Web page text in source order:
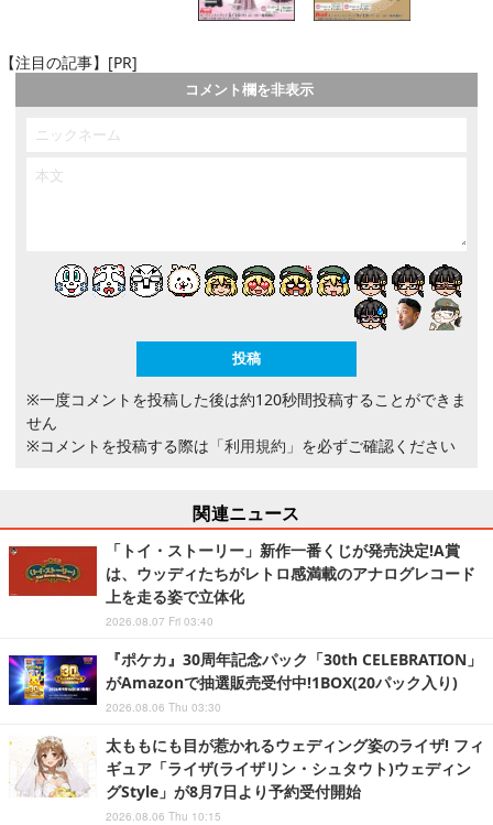
【注目の記事】[PR]
コメント欄を非表示
※一度コメントを投稿した後は約120秒間投稿することができま
せん
※コメントを投稿する際は 「利用規約」 を必ずご確認ください
関連ニュース
「トイ・ストーリー」新作一番くじが発売決定!A賞
は、ウッディたちがレトロ感満載のアナログレコード
上を走る姿で立体化
2026.08.07 Fri 03:40
『ポケカ』30周年記念パック「30th CELEBRATION」
がAmazonで抽選販売受付中!1BOX(20パック入り)
2026.08.06 Thu 03:30
太ももにも目が惹かれるウェディング姿のライザ! フィ
ギュア「ライザ(ライザリン・シュタウト)ウェディン
グStyle」が8月7日より予約受付開始
2026.08.06 Thu 10:15